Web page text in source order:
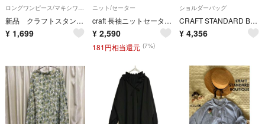
ロングワンピース/マキシワンピース
新品 クラフトスタンダードブティック ヴィンテージボイル袖シャーリングワンピース
¥ 1,699
ニット/セーター
craft 長袖ニットセーター ネイビー Ｍ 冬 シンプル 無地
¥ 2,590
181円相当還元 (7%)
ショルダーバッグ
CRAFT STANDARD BOUTIQUE(クラフトスタンダードブティック)
¥ 4,356